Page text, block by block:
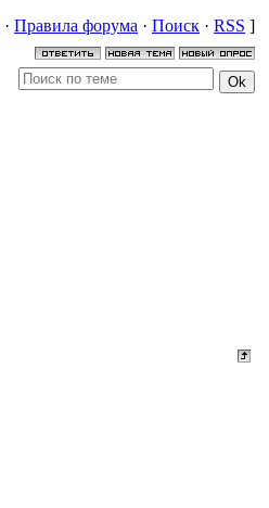
· Правила форума · Поиск · RSS ]